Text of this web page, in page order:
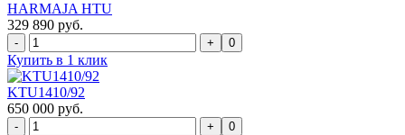
HARMAJA HTU
329 890 руб.
0
Купить в 1 клик
KTU1410/92
650 000 руб.
0